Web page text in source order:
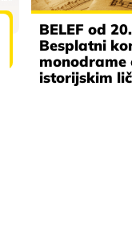
BELEF od
Besplatni
monodrame
istorijskim